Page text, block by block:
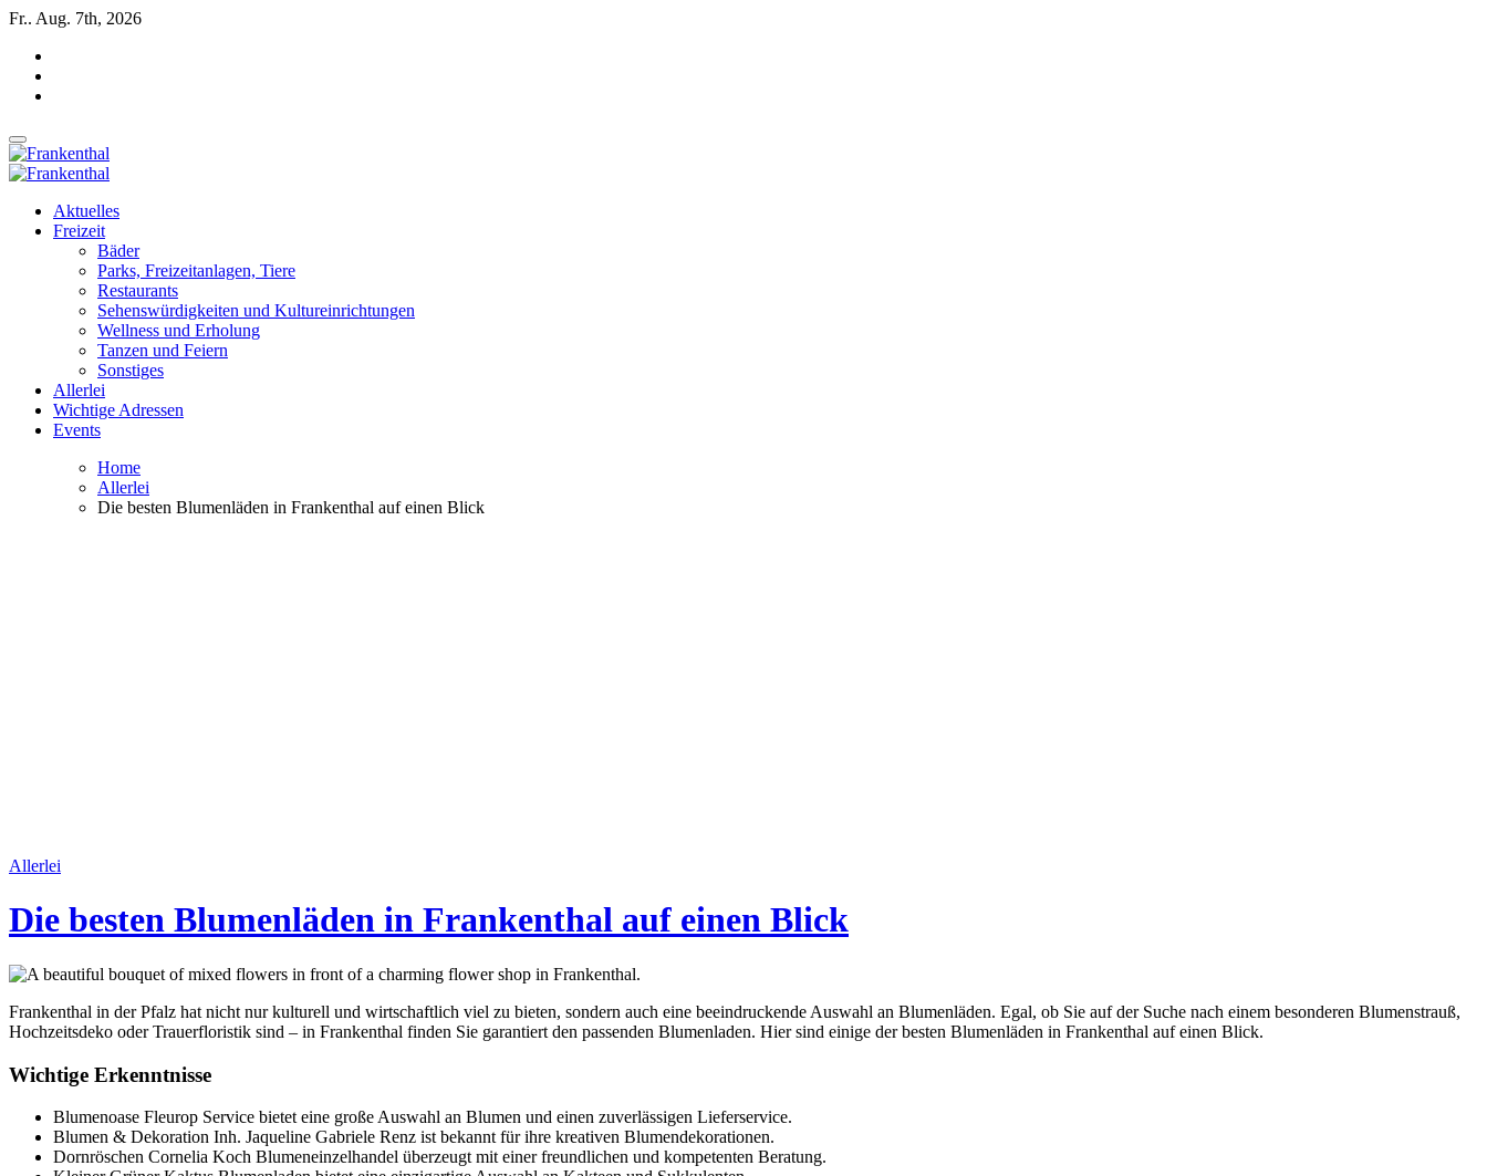
Zum
springen
Fr.. Aug. 7th, 2026
INSIDE FRANKENTHAL
INSIDE FRANKENTHAL
Aktuelles
Freizeit
Bäder
Parks, Freizeitanlagen, Tiere
Restaurants
Sehenswürdigkeiten und Kultureinrichtungen
Wellness und Erholung
Tanzen und Feiern
Sonstiges
Allerlei
Wichtige Adressen
Events
Home
Allerlei
Die besten Blumenläden in Frankenthal auf einen Blick
Allerlei
Die besten Blumenläden in Frankenthal auf einen Blick
Frankenthal in der Pfalz hat nicht nur kulturell und wirtschaftlich viel zu bieten, sondern auch eine beeindruckende Auswahl an Blumenläden. Egal, ob Sie auf der Suche nach einem besonderen Blumenstrauß,
Hochzeitsdeko oder Trauerfloristik sind – in Frankenthal finden Sie garantiert den passenden Blumenladen. Hier sind einige der besten Blumenläden in Frankenthal auf einen Blick.
Wichtige Erkenntnisse
Blumenoase Fleurop Service bietet eine große Auswahl an Blumen und einen zuverlässigen Lieferservice.
Blumen & Dekoration Inh. Jaqueline Gabriele Renz ist bekannt für ihre kreativen Blumendekorationen.
Dornröschen Cornelia Koch Blumeneinzelhandel überzeugt mit einer freundlichen und kompetenten Beratung.